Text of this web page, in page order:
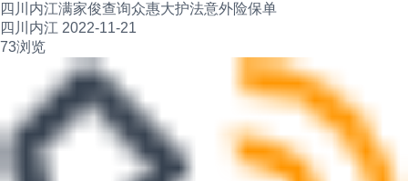
四川内江满家俊查询众惠大护法意外险保单
四川内江 2022-11-21
73浏览